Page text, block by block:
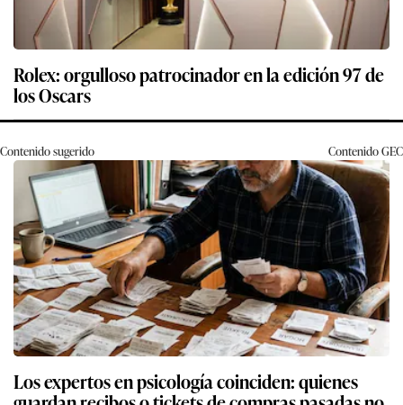
Rolex: orgulloso patrocinador en la edición 97 de
los Oscars
Contenido sugerido ContenidoGEC
Los expertos en psicología coinciden: quienes